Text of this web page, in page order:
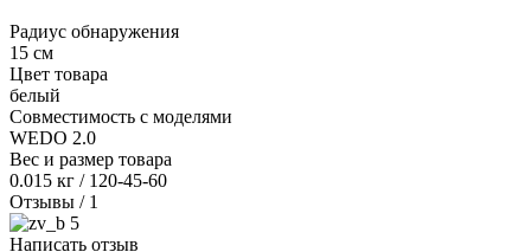
Радиус обнаружения
15 см
Цвет товара
белый
Совместимость с моделями
WEDO 2.0
Вес и размер товара
0.015 кг / 120-45-60
Отзывы / 1
5
Написать отзыв